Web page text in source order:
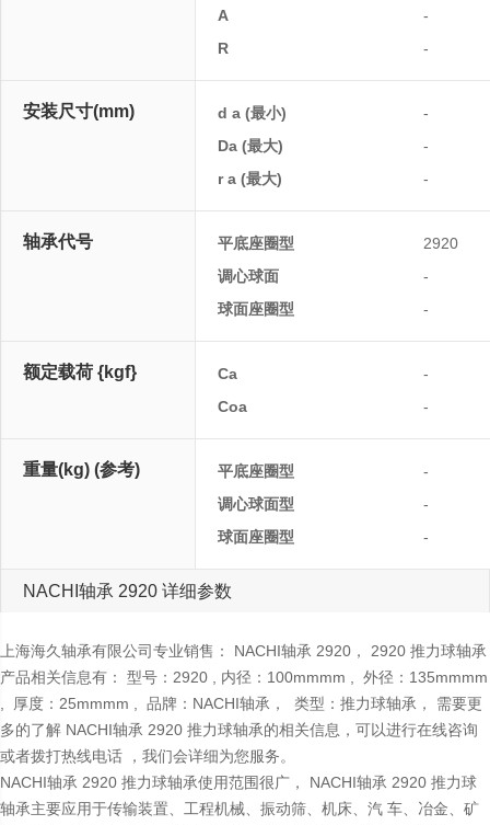
A
-
R
-
安装尺寸(mm) d a (最小)
-
Da (最大)
-
r a (最大)
-
轴承代号 平底座圈型
2920
调心球面
-
球面座圈型
-
额定载荷 {kgf} Ca
-
Coa
-
重量(kg) (参考) 平底座圈型
-
调心球面型
-
球面座圈型
-
NACHI轴承 2920 详细参数
上海海久轴承有限公司专业销售： NACHI轴承 2920， 2920 推力球轴承
产品相关信息有： 型号：2920 , 内径：100mmmm , 外径：135mmmm
, 厚度：25mmmm , 品牌：NACHI轴承， 类型：推力球轴承， 需要更
多的了解 NACHI轴承 2920 推力球轴承的相关信息，可以进行在线咨询
或者拨打热线电话 ，我们会详细为您服务。
NACHI轴承 2920 推力球轴承使用范围很广， NACHI轴承 2920 推力球
轴承主要应用于传输装置、工程机械、振动筛、机床、汽 车、冶金、矿